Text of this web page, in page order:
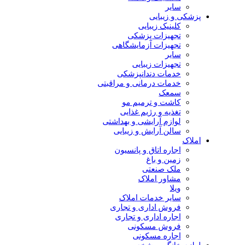
سایر
پزشکی و زیبایی
کلینیک زیبایی
تجهیزات پزشکی
تجهیزات آزمایشگاهی
سایر
تجهیزات زیبایی
خدمات دندانپزشکی
خدمات درمانی و مراقبتی
سمعک
کاشت و ترمیم مو
تغذیه و رژیم غذایی
لوازم آرایشی و بهداشتی
سالن آرایش و زیبایی
املاک
اجاره اتاق و پانسیون
زمین و باغ
ملک صنعتی
مشاور املاک
ویلا
سایر خدمات املاک
فروش اداری و تجاری
اجاره اداری و تجاری
فروش مسکونی
اجاره مسکونی